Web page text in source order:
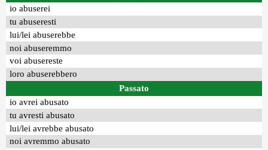
io abuserei
tu abuseresti
lui/lei abuserebbe
noi abuseremmo
voi abusereste
loro abuserebbero
Passato
io avrei abusato
tu avresti abusato
lui/lei avrebbe abusato
noi avremmo abusato